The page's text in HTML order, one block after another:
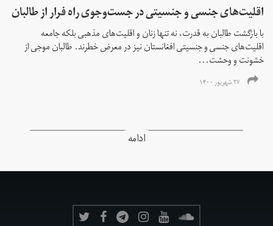
اقلیت‌های جنسی و جنسیتی در جست‌و‌جوی راه فرار از طالبان
با بازگشت طالبان به قدرت، نه تنها زنان و اقلیت‌های مذهبی بلکه جامعه
اقلیت‌های جنسی و جنسیتی افغانستان نیز در معرض خطرند. طالبان موجی از
خشونت و وحشت...
۲۷ شهریور ۱۴۰۰
ادامه